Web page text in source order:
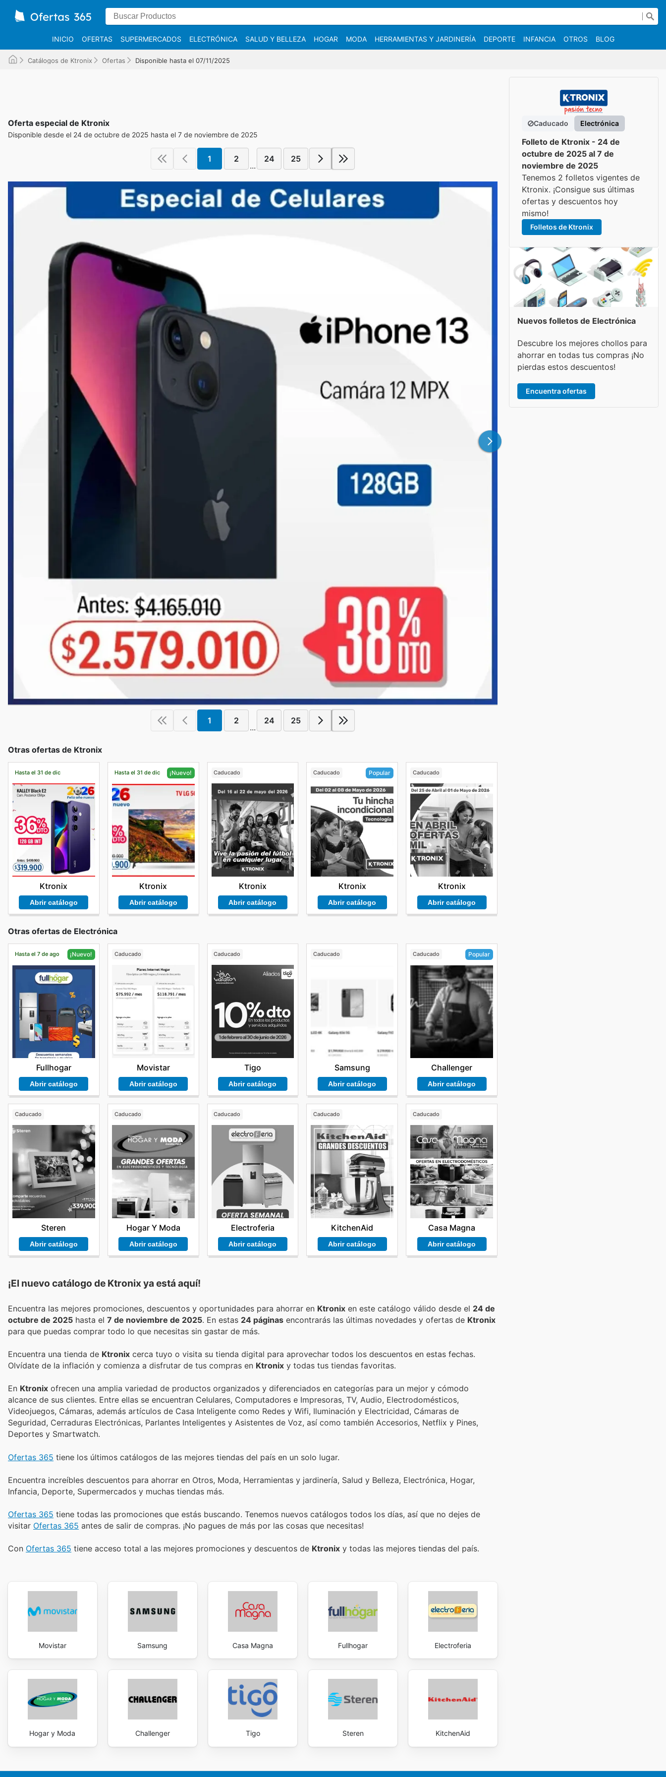
INICIO OFERTAS SUPERMERCADOS ELECTRÓNICA SALUD Y BELLEZA HOGAR MODA HERRAMIENTAS Y JARDINERÍA DEPORTE INFANCIA OTROS BLOG
Catálogos de Ktronix Ofertas Disponible hasta el 07/11/2025
Oferta especial de Ktronix
Disponible desde el 24 de octubre de 2025 hasta el 7 de noviembre de 2025
1 2
...
24 25
1 2
...
24 25
Otras ofertas de Ktronix
Hasta el 31 de dic
Ktronix
Abrir catálogo
Hasta el 31 de dic ¡Nuevo!
Ktronix
Abrir catálogo
Caducado
Ktronix
Abrir catálogo
Caducado Popular
Ktronix
Abrir catálogo
Caducado
Ktronix
Abrir catálogo
Otras ofertas de Electrónica
Hasta el 7 de ago ¡Nuevo!
Fullhogar
Abrir catálogo
Caducado
Movistar
Abrir catálogo
Caducado
Tigo
Abrir catálogo
Caducado
Samsung
Abrir catálogo
Caducado Popular
Challenger
Abrir catálogo
Caducado
Steren
Abrir catálogo
Caducado
Hogar Y Moda
Abrir catálogo
Caducado
Electroferia
Abrir catálogo
Caducado
KitchenAid
Abrir catálogo
Caducado
Casa Magna
Abrir catálogo
¡El nuevo catálogo de Ktronixya está aquí!
Encuentra las mejores promociones, descuentos y oportunidades para ahorrar en Ktronix en este catálogo válido desde el 24 de
octubre de 2025 hasta el 7 de noviembre de 2025 . En estas 24 páginas encontrarás las últimas novedades y ofertas de Ktronix
para que puedas comprar todo lo que necesitas sin gastar de más.
Encuentra una tienda de Ktronix cerca tuyo o visita su tienda digital para aprovechar todos los descuentos en estas fechas.
Olvídate de la inflación y comienza a disfrutar de tus compras en Ktronix y todas tus tiendas favoritas.
En Ktronix ofrecen una amplia variedad de productos organizados y diferenciados en categorías para un mejor y cómodo
alcance de sus clientes. Entre ellas se encuentran Celulares, Computadores e Impresoras, TV, Audio, Electrodomésticos,
Videojuegos, Cámaras, además artículos de Casa Inteligente como Redes y Wifi, Iluminación y Electricidad, Cámaras de
Seguridad, Cerraduras Electrónicas, Parlantes Inteligentes y Asistentes de Voz, así como también Accesorios, Netflix y Pines,
Deportes y Smartwatch.
Ofertas 365 tiene los últimos catálogos de las mejores tiendas del país en un solo lugar.
Encuentra increíbles descuentos para ahorrar en Otros, Moda, Herramientas y jardinería, Salud y Belleza, Electrónica, Hogar,
Infancia, Deporte, Supermercados y muchas tiendas más.
Ofertas 365 tiene todas las promociones que estás buscando. Tenemos nuevos catálogos todos los días, así que no dejes de
visitar Ofertas 365 antes de salir de compras. ¡No pagues de más por las cosas que necesitas!
Con Ofertas 365 tiene acceso total a las mejores promociones y descuentos de Ktronix y todas las mejores tiendas del país.
Movistar Samsung Casa Magna Fullhogar Electroferia
Hogar y Moda Challenger Tigo Steren KitchenAid
Caducado Electrónica
Folleto de Ktronix - 24 de
octubre de 2025 al 7 de
noviembre de 2025
Tenemos 2 folletos vigentes de
Ktronix. ¡Consigue sus últimas
ofertas y descuentos hoy
mismo!
Folletos de Ktronix
Nuevos folletos de Electrónica
Descubre los mejores chollos para
ahorrar en todas tus compras ¡No
pierdas estos descuentos!
Encuentra ofertas